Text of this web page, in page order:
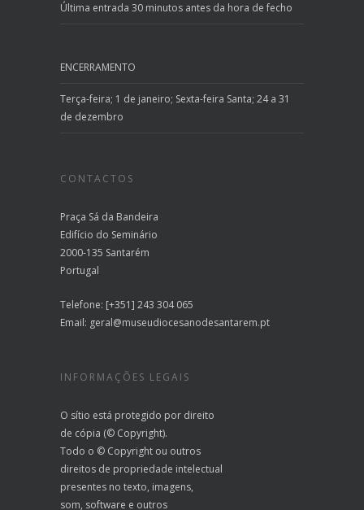
Última entrada 30 minutos antes da hora de fecho
ENCERRAMENTO
Terça-feira; 1 de janeiro; Sexta-feira Santa; 24 a 31
de dezembro
CONTACTOS
Praça Sá da Bandeira
Edifício do Seminário
2000-135 Santarém
Portugal
Telefone: [+351] 243 304 065
Email: geral@museudiocesanodesantarem.pt
INFORMAÇÕES LEGAIS
O sítio está protegido por direito
de cópia (© Copyright).
Todo o © Copyright ou outros
direitos de propriedade intelectual
presentes no texto, imagens,
som, software e outros